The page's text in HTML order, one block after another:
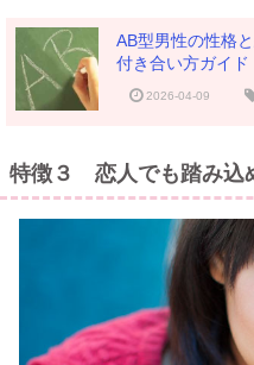
AB型男性の性格
付き合い方ガイド
2026-04-09
特徴３ 恋人でも踏み込